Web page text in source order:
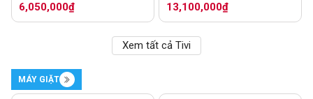
6,050,000₫ 13,100,000₫
Xem tất cả Tivi
MÁY GIẶT